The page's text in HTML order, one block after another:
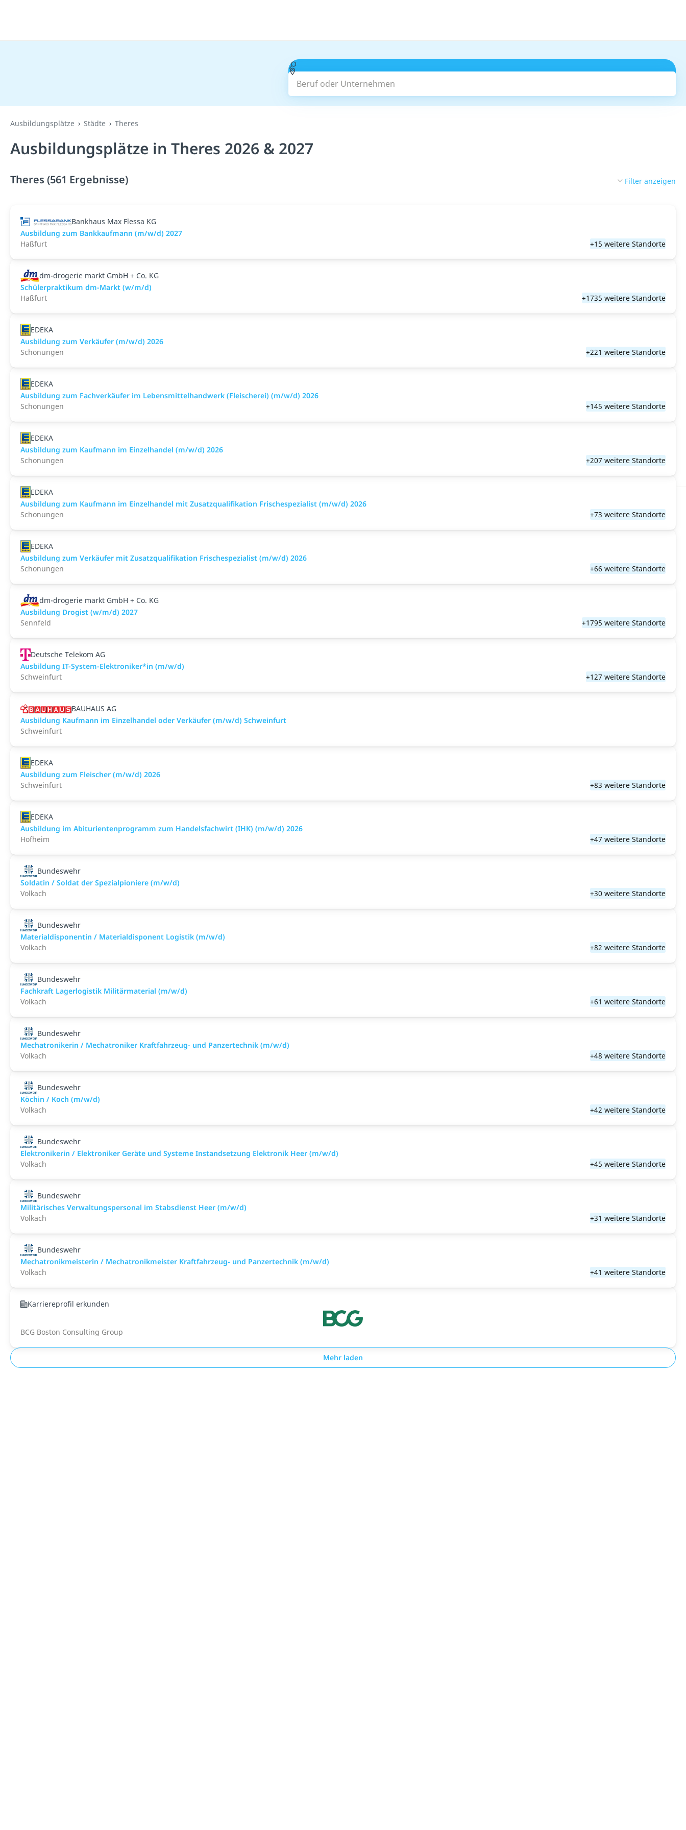
Beruf oder Unternehmen
Ausbildungsplätze Städte Theres
Ausbildungsplätze in Theres 2026 & 2027
Theres (561 Ergebnisse) Filter anzeigen
Bankhaus Max Flessa KG
Ausbildung zum Bankkaufmann (m/w/d) 2027
Haßfurt
+15 weitere Standorte
dm-drogerie markt GmbH + Co. KG
Schülerpraktikum dm-Markt (w/m/d)
Haßfurt
+1735 weitere Standorte
EDEKA
Ausbildung zum Verkäufer (m/w/d) 2026
Schonungen
+221 weitere Standorte
EDEKA
Ausbildung zum Fachverkäufer im Lebensmittelhandwerk (Fleischerei) (m/w/d) 2026
Schonungen
+145 weitere Standorte
EDEKA
Ausbildung zum Kaufmann im Einzelhandel (m/w/d) 2026
Schonungen
+207 weitere Standorte
EDEKA
Ausbildung zum Kaufmann im Einzelhandel mit Zusatzqualifikation Frischespezialist (m/w/d) 2026
Schonungen
+73 weitere Standorte
EDEKA
Ausbildung zum Verkäufer mit Zusatzqualifikation Frischespezialist (m/w/d) 2026
Schonungen
+66 weitere Standorte
dm-drogerie markt GmbH + Co. KG
Ausbildung Drogist (w/m/d) 2027
Sennfeld
+1795 weitere Standorte
Deutsche Telekom AG
Ausbildung IT-System-Elektroniker*in (m/w/d)
Schweinfurt
+127 weitere Standorte
BAUHAUS AG
Ausbildung Kaufmann im Einzelhandel oder Verkäufer (m/w/d) Schweinfurt
Schweinfurt
EDEKA
Ausbildung zum Fleischer (m/w/d) 2026
Schweinfurt
+83 weitere Standorte
EDEKA
Ausbildung im Abiturientenprogramm zum Handelsfachwirt (IHK) (m/w/d) 2026
Hofheim
+47 weitere Standorte
Bundeswehr
Soldatin / Soldat der Spezialpioniere (m/w/d)
Volkach
+30 weitere Standorte
Bundeswehr
Materialdisponentin / Materialdisponent Logistik (m/w/d)
Volkach
+82 weitere Standorte
Bundeswehr
Fachkraft Lagerlogistik Militärmaterial (m/w/d)
Volkach
+61 weitere Standorte
Bundeswehr
Mechatronikerin / Mechatroniker Kraftfahrzeug- und Panzertechnik (m/w/d)
Volkach
+48 weitere Standorte
Bundeswehr
Köchin / Koch (m/w/d)
Volkach
+42 weitere Standorte
Bundeswehr
Elektronikerin / Elektroniker Geräte und Systeme Instandsetzung Elektronik Heer (m/w/d)
Volkach
+45 weitere Standorte
Bundeswehr
Militärisches Verwaltungspersonal im Stabsdienst Heer (m/w/d)
Volkach
+31 weitere Standorte
Bundeswehr
Mechatronikmeisterin / Mechatronikmeister Kraftfahrzeug- und Panzertechnik (m/w/d)
Volkach
+41 weitere Standorte
Karriereprofil erkunden
BCG Boston Consulting Group
Mehr laden